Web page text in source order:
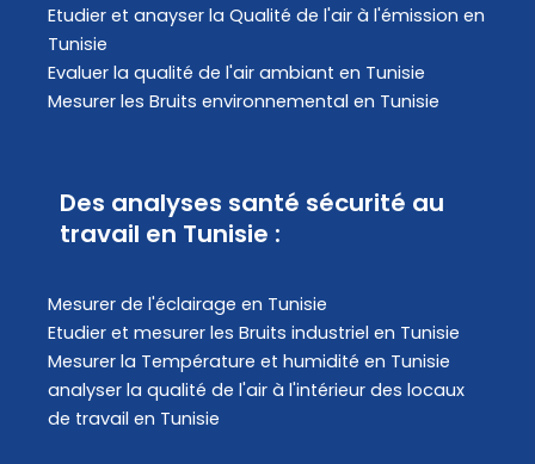
Etudier et anayser la Qualité de l'air à l'émission en
Tunisie
Evaluer la qualité de l'air ambiant en Tunisie
Mesurer les Bruits environnemental en Tunisie
Des analyses santé sécurité au
travail en Tunisie :
Mesurer de l'éclairage en Tunisie
Etudier et mesurer les Bruits industriel en Tunisie
Mesurer la Température et humidité en Tunisie
analyser la qualité de l'air à l'intérieur des locaux
de travail en Tunisie